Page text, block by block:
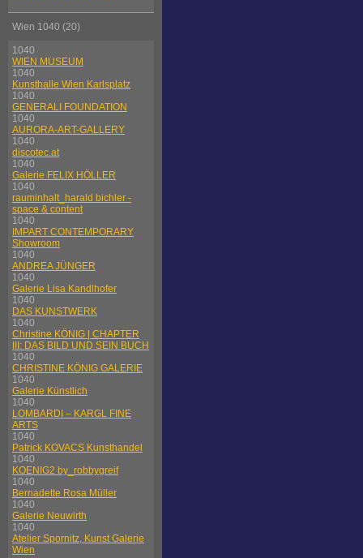
Wien 1040 (20)
1040
WIEN MUSEUM
1040
Kunsthalle Wien Karlsplatz
1040
GENERALI FOUNDATION
1040
AURORA-ART-GALLERY
1040
discotec.at
1040
Galerie FELIX HÖLLER
1040
rauminhalt_harald bichler -
space & content
1040
IMPART CONTEMPORARY
Showroom
1040
ANDREA JÜNGER
1040
Galerie Lisa Kandlhofer
1040
DAS KUNSTWERK
1040
Christine KÖNIG | CHAPTER
III: DAS BILD UND SEIN BUCH
1040
CHRISTINE KÖNIG GALERIE
1040
Galerie Künstlich
1040
LOMBARDI – KARGL FINE
ARTS
1040
Patrick KOVACS Kunsthandel
1040
KOENIG2 by_robbygreif
1040
Bernadette Rosa Müller
1040
Galerie Neuwirth
1040
Atelier Spornitz, Kunst Galerie
Wien